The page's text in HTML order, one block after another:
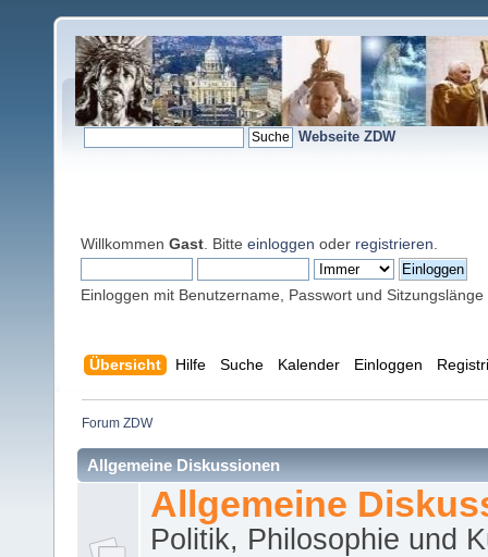
Webseite ZDW
Willkommen Gast . Bitte einloggen oder registrieren
Einloggen mit Benutzername, Passwort und Sitzungslänge
Übersicht Hilfe Suche Kalender Einloggen
Forum ZDW
Allgemeine Diskussionen
Allgemeine
Politik, Philosophie und